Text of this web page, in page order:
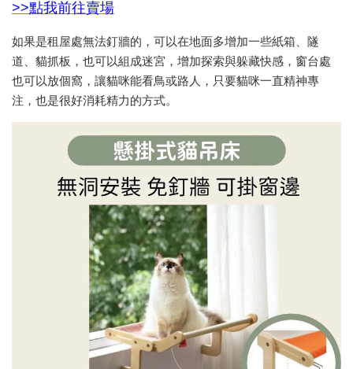
>>點我前往賣場
如果是租屋處無法釘牆的，可以在地面多增加一些紙箱、隧
道、貓抓板，也可以組成迷宮，增加探索與躲藏快感，窗台處
也可以放個窩，讓貓咪能看鳥或路人，只要貓咪一直精神專
注，也是很好消耗精力的方式。